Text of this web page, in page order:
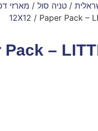
/ טניה סול / מארזי
12X12 / Paper Pack –
Pack –